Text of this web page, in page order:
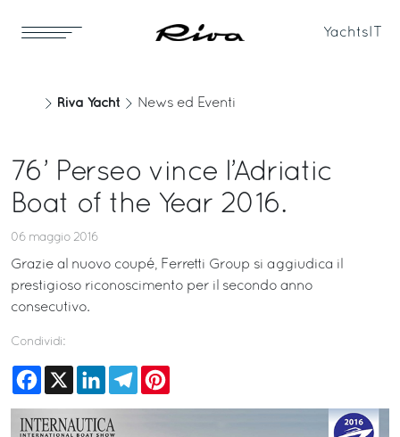
Yachts
Riva Yacht News ed Eventi
76’ Perseo vince l’Adriatic
Boat of the Year 2016.
06 maggio 2016
Grazie al nuovo coupé, Ferretti Group si aggiudica il
prestigioso riconoscimento per il secondo anno
consecutivo.
Condividi:
Facebook
X LinkedInTelegram